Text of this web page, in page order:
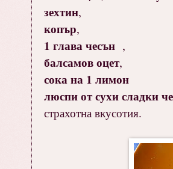
зехтин,
копър,
1 глава чесън ,
балсамов оцет,
сока на 1 лимон
люспи от сухи сладки
страхотна вкусотия.